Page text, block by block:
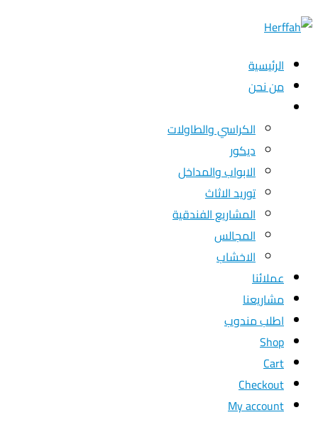
الرئيسية
من نحن
الكراسي والطاولات
ديكور
الابواب والمداخل
توريد الاثاث
المشاريع الفندقية
المجالس
الاخشاب
عملائنا
مشاريعنا
اطلب مندوب
Shop
Cart
Checkout
My account